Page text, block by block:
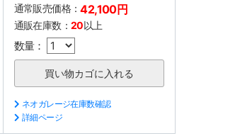
通常販売価格：42,100円
通販在庫数： 20以上
数量：
ネオガレージ在庫数確認
詳細ページ